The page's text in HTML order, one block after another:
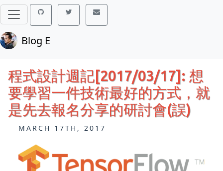
Blog E
程式設計週記[2017/03/17]: 想
要學習一件技術最好的方式，就
是先去報名分享的研討會(誤)
MARCH 17TH, 2017